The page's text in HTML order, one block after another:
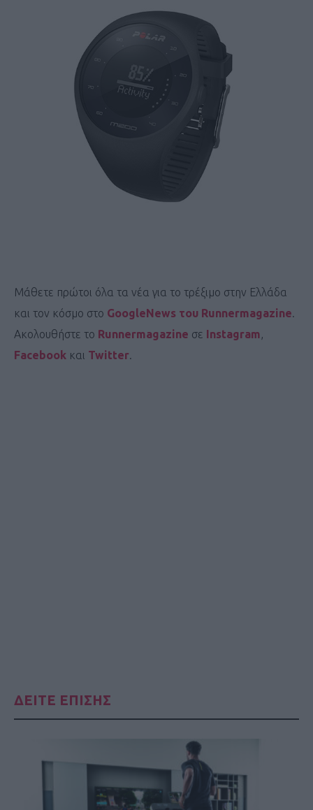
Μάθετε πρώτοι όλα τα νέα για το τρέξιμο στην Ελλάδα
και τον κόσμο στο GoogleNews του Runnermagazine.
Ακολουθήστε το Runnermagazine σε Instagram,
Facebook και Twitter.
ΔΕΙΤΕ ΕΠΙΣΗΣ